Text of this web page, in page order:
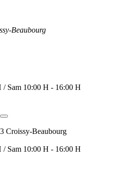
Beaubourg
Sam 10:00 H - 16:00 H
Croissy-Beaubourg
Sam 10:00 H - 16:00 H